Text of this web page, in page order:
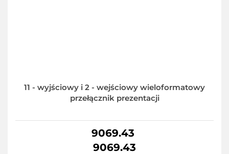
11 - wyjściowy i 2 - wejściowy wieloformatowy
przełącznik prezentacji
9069.43
9069.43